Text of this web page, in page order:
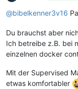
@bibelkenner3v16
Du brauchst aber
Ich betreibe z.B. bei
einzelnen docker
Mit der Supervised
etwas komfortabler